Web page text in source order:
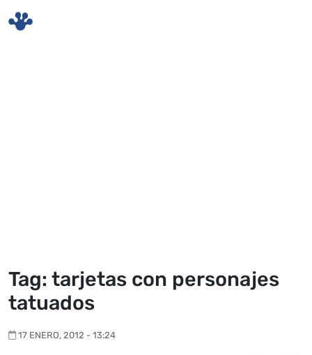
Tag: tarjetas con personajes
tatuados
17 ENERO, 2012 - 13:24